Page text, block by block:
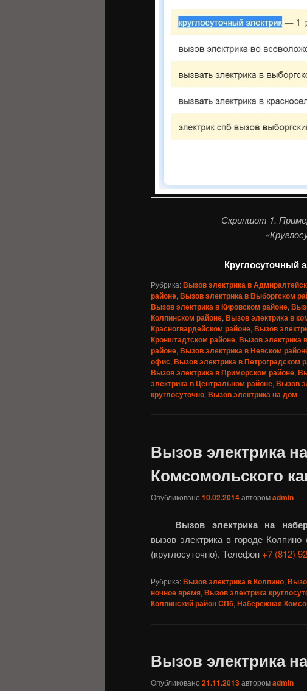
Скриншот 1.
Круглосуточный
Рубрика:Вызов электрика в
районе, Вызов электрика в Выборгском
Вызов электрика в Кировском районе,
Колпинском районе, Вызов электрика в
Красногвардейском районе, Вызов
Кронштадтском районе, Вызов электрика
районе, Вызов электрика в Невском
офис, Вызов электрика в Петроградском
Вызов электрика в Приморском районе,
электрика в Центральном районе, Вызов
круглосуточно, Вызов электрика на дом
Вызов электрика
Комсомольского
Опубликовано 10.02.2014авторомadmin
Вызов электрика на
вызов электрика в городе
(круглосуточно). Телефон +7 (812)
Рубрика:Вызов электрика в Колпино,
ночное время, Вызов электрика
Колпинский район СПб, Набережная
Вызов электрика
Опубликовано 21.11.2013авторомadmin